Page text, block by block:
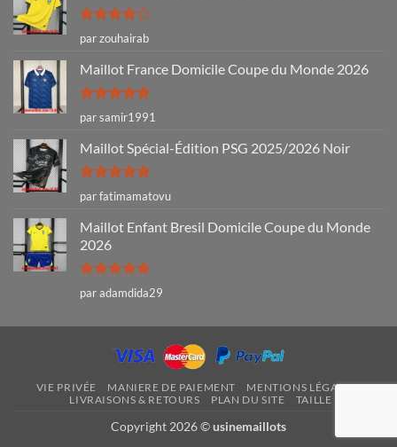
Note4
sur 5
par zouhairab
Maillot France Domicile Coupe du Monde 2026
Note5sur
5
par samir1991
Maillot Spécial-Édition PSG 2025/2026 Noir
Note5sur
5
par fatimamatovu
Maillot Enfant Bresil Domicile Coupe du Monde
2026
Note5sur
5
par adamdida29
VIE PRIVÉE MANIERE DE PAIEMENT
MENTIONS LÉGALES
LIVRAISONS & RETOURS
PLAN DU SITE TAILLE
Copyright 2026 ©usinemaillots